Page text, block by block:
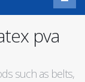
pva
such as belts,